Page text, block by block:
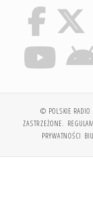
© POLSKIE RADIO
ZASTRZEŻONE.
PRYWATNOŚCI